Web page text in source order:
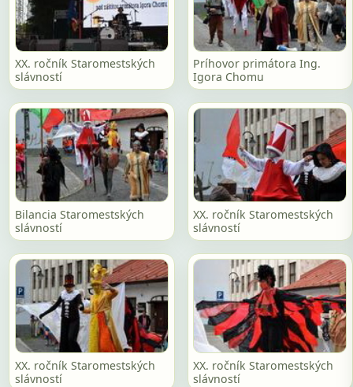
XX. ročník Staromestských
slávností
Príhovor primátora Ing.
Igora Chomu
Bilancia Staromestských
slávností
XX. ročník Staromestských
slávností
XX. ročník Staromestských
slávností
XX. ročník Staromestských
slávností